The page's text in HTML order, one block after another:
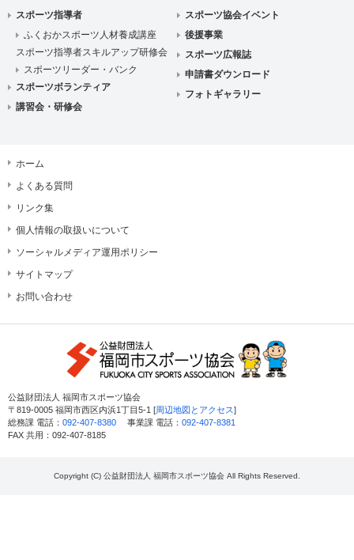
スポーツ指導者
ふくおかスポーツ人材養成講座
スポーツ指導者スキルアップ研修会
スポーツリーダー・バンク
スポーツボランティア
講習会・研修会
スポーツ協会イベント
後援事業
スポーツ広報誌
申請書ダウンロード
フォトギャラリー
ホーム
よくある質問
リンク集
個人情報の取扱いについて
ソーシャルメディア運用ポリシー
サイトマップ
お問い合わせ
公益財団法人 福岡市スポーツ協会
〒819-0005 福岡市西区内浜1丁目5-1 [周辺地図とアクセス]
総務課 電話： 092-407-8380 事業課 電話： 092-407-8381
FAX 共用：092-407-8185
Copyright (C) 公益財団法人 福岡市スポーツ協会 All Rights Reserved.